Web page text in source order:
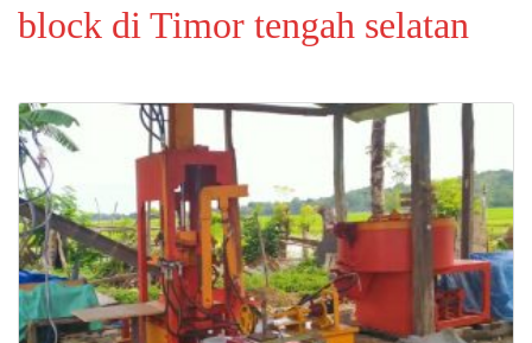
block di Timor tengah selatan